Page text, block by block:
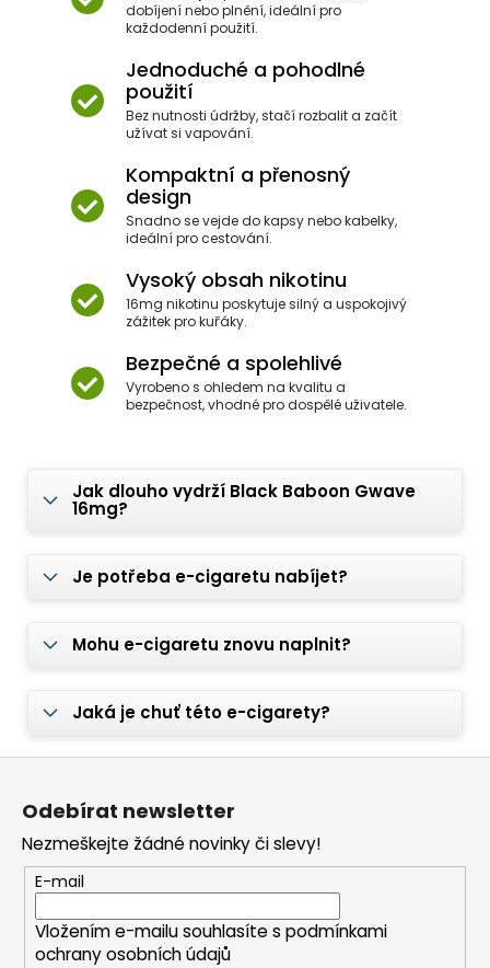
dobíjení nebo plnění, ideální pro
každodenní použití.
Jednoduché a pohodlné
použití
Bez nutnosti údržby, stačí rozbalit a začít
užívat si vapování.
Kompaktní a přenosný
design
Snadno se vejde do kapsy nebo kabelky,
ideální pro cestování.
Vysoký obsah nikotinu
16mg nikotinu poskytuje silný a uspokojivý
zážitek pro kuřáky.
Bezpečné a spolehlivé
Vyrobeno s ohledem na kvalitu a
bezpečnost, vhodné pro dospělé uživatele.
Jak dlouho vydrží Black Baboon Gwave
16mg?
Je potřeba e-cigaretu nabíjet?
Mohu e-cigaretu znovu naplnit?
Jaká je chuť této e-cigarety?
Z
Odebírat newsletter
Nezmeškejte žádné novinky či slevy!
E-mail
Vložením e-mailu souhlasíte s podmínkami
ochrany osobních údajů